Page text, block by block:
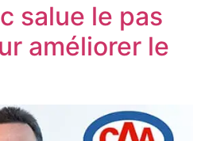
salue le pas
améliorer le